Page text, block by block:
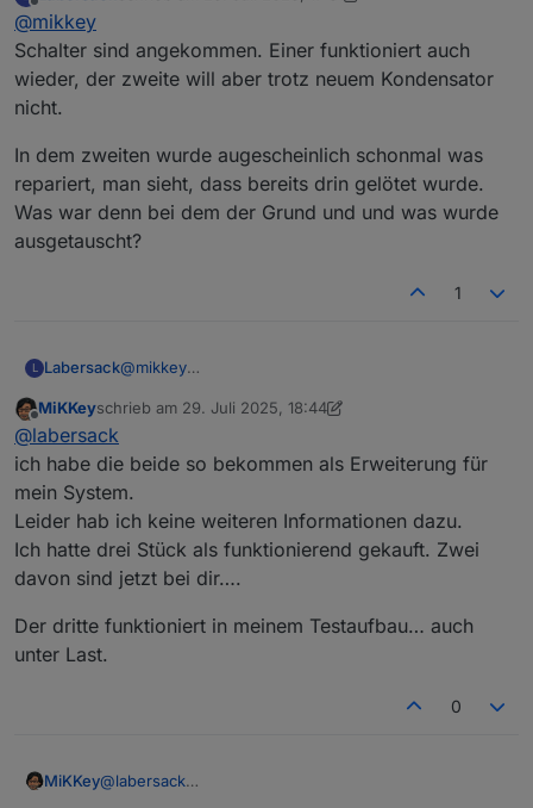
Viele Grüße
norfer
Offline zuletzt editiert von Labersack
@mikkey
Schalter sind angekommen. Einer funktioniert auch
wieder, der zweite will aber trotz neuem Kondensator
nicht.
In dem zweiten wurde augescheinlich schonmal was
repariert, man sieht, dass bereits drin gelötet wurde.
Was war denn bei dem der Grund und und was wurde
ausgetauscht?
1
L Labersack@mikkey
wieder, der zweite will aber trotz neuem
In dem zweiten wurde augescheinlich schonmal
wurde.
Was war denn bei dem der Grund und und was
wurde ausgetauscht?
Offline
MiKKeyschrieb am 29. Juli 2025, 18:44
zuletzt editiert von MiKKey
@labersack
ich habe die beide so bekommen als Erweiterung für
mein System.
Leider hab ich keine weiteren Informationen dazu.
Ich hatte drei Stück als funktionierend gekauft. Zwei
davon sind jetzt bei dir….
Der dritte funktioniert in meinem Testaufbau… auch
unter Last.
0
MiKKey@labersack